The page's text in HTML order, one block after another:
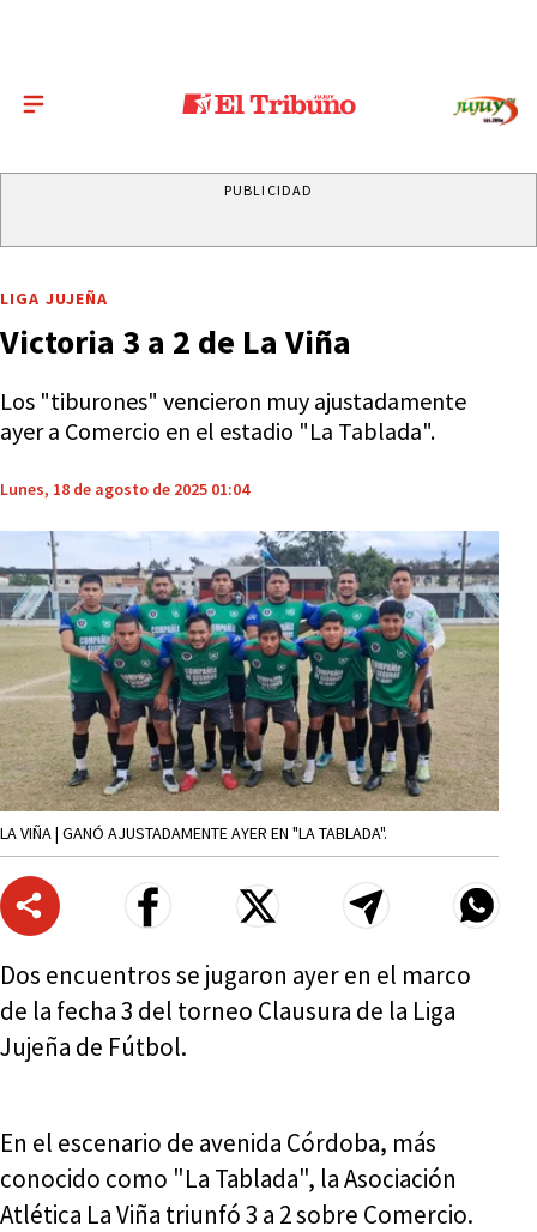
PUBLICIDAD
LIGA JUJEÑA
Victoria 3 a 2 de La Viña
Los "tiburones" vencieron muy ajustadamente
ayer a Comercio en el estadio "La Tablada".
Lunes, 18 de agosto de 2025 01:04
LA VIÑA | GANÓ AJUSTADAMENTE AYER EN "LA TABLADA".
Dos encuentros se jugaron ayer en el marco
de la fecha 3 del torneo Clausura de la Liga
Jujeña de Fútbol.
En el escenario de avenida Córdoba, más
conocido como "La Tablada", la Asociación
Atlética La Viña triunfó 3 a 2 sobre Comercio.